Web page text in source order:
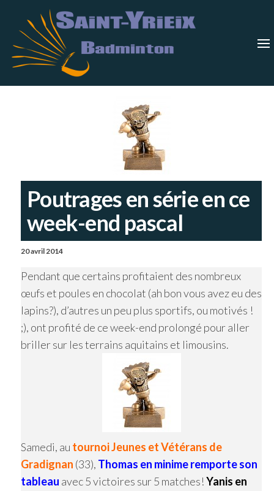
the
content
Poutrages en série en ce
week-end pascal
20 avril 2014
Pendant que certains profitaient des nombreux
œufs et poules en chocolat (ah bon vous avez eu des
lapins?), d’autres un peu plus sportifs, ou motivés !
;), ont profité de ce week-end prolongé pour aller
briller sur les terrains aquitains et limousins.
Samedi, au tournoi Jeunes et Vétérans de
Gradignan (33), Thomas en minime remporte son
tableau avec 5 victoires sur 5 matches!Yanis en